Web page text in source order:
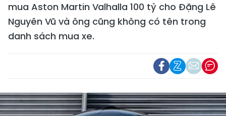
mua Aston Martin Valhalla 100 tỷ cho Đặng Lê
Nguyên Vũ và ông cũng không có tên trong
danh sách mua xe.